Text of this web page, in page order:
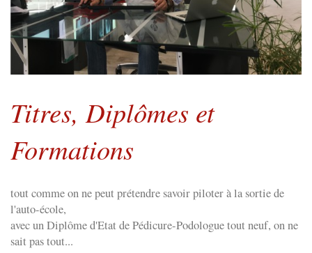
Titres, Diplômes et
Formations
tout comme on ne peut prétendre savoir piloter à la sortie de
l'auto-école,
avec un Diplôme d'Etat de Pédicure-Podologue tout neuf, on ne
sait pas tout...